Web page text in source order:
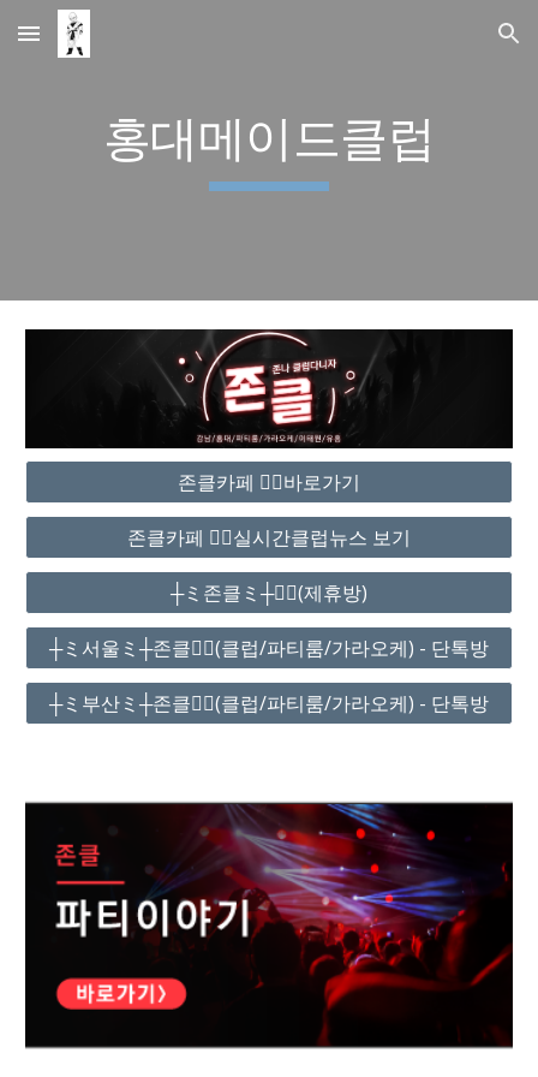
Skip to main content Skip to navigation
홍대메이드클럽
존클카페 ❤️‍🔥바로가기
존클카페 ❤️‍🔥실시간클럽뉴스 보기
┼ミ존클ミ┼❤️‍🔥(제휴방)
┼ミ서울ミ┼존클❤️‍🔥(클럽/파티룸/가라오케) - 단톡방
┼ミ부산ミ┼존클❤️‍🔥(클럽/파티룸/가라오케) - 단톡방